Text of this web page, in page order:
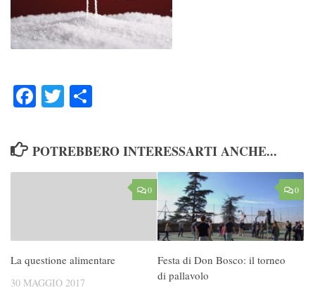
FacebookTwitter
POTREBBERO INTERESSARTI ANCHE...
0
La questione alimentare
30 MAGGIO 2017
0
Festa di Don Bosco: il torneo
di pallavolo